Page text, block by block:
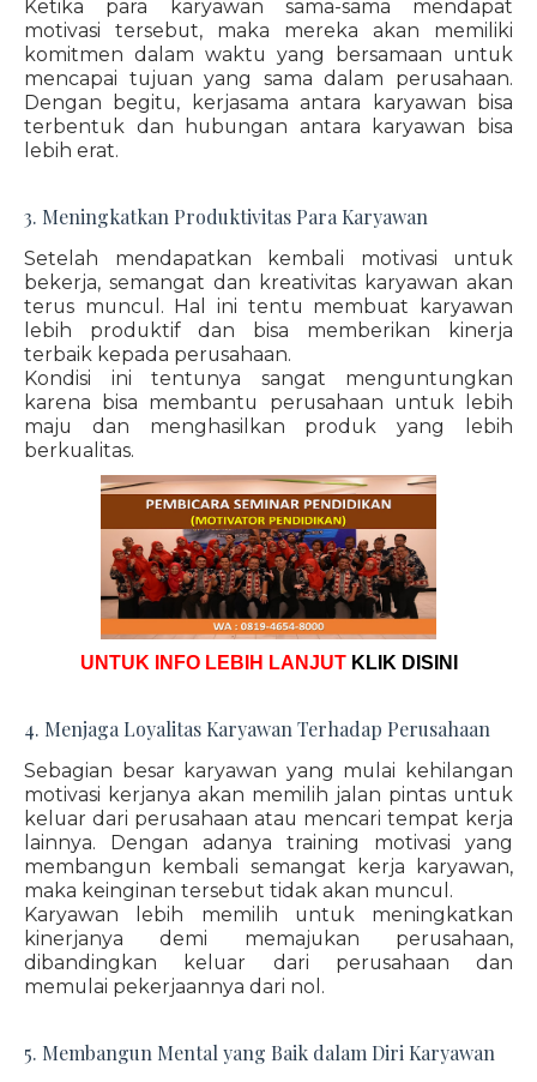
Ketika para karyawan sama-sama mendapat
motivasi tersebut, maka mereka akan memiliki
komitmen dalam waktu yang bersamaan untuk
mencapai tujuan yang sama dalam perusahaan.
Dengan begitu, kerjasama antara karyawan bisa
terbentuk dan hubungan antara karyawan bisa
lebih erat.
3. Meningkatkan Produktivitas Para Karyawan
Setelah mendapatkan kembali motivasi untuk
bekerja, semangat dan kreativitas karyawan akan
terus muncul. Hal ini tentu membuat karyawan
lebih produktif dan bisa memberikan kinerja
terbaik kepada perusahaan.
Kondisi ini tentunya sangat menguntungkan
karena bisa membantu perusahaan untuk lebih
maju dan menghasilkan produk yang lebih
berkualitas.
UNTUK INFO LEBIH LANJUT KLIK DISINI
4. Menjaga Loyalitas Karyawan Terhadap Perusahaan
Sebagian besar karyawan yang mulai kehilangan
motivasi kerjanya akan memilih jalan pintas untuk
keluar dari perusahaan atau mencari tempat kerja
lainnya. Dengan adanya training motivasi yang
membangun kembali semangat kerja karyawan,
maka keinginan tersebut tidak akan muncul.
Karyawan lebih memilih untuk meningkatkan
kinerjanya demi memajukan perusahaan,
dibandingkan keluar dari perusahaan dan
memulai pekerjaannya dari nol.
5. Membangun Mental yang Baik dalam Diri Karyawan